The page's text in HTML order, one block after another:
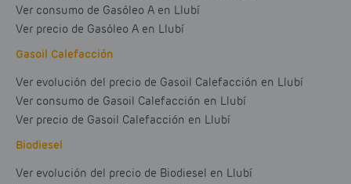
Ver consumo de Gasóleo A en Llubí
Ver precio de Gasóleo A en Llubí
Gasoil Calefacción
Ver evolución del precio de Gasoil Calefacción en Llubí
Ver consumo de Gasoil Calefacción en Llubí
Ver precio de Gasoil Calefacción en Llubí
Biodiesel
Ver evolución del precio de Biodiesel en Llubí